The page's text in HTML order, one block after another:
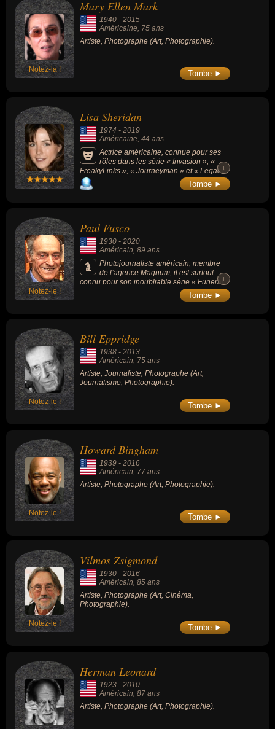
Notez-la !
Mary Ellen Mark
1940 - 2015
Américaine , 75 ans
Artiste, Photographe (Art, Photographie).
Tombe ►
Lisa Sheridan
1974 - 2019
Américaine, 44 ans
Actrice américaine, connue pour ses
rôles dans les série « Invasion », «
FreakyLinks », « Journeyman » et « Legacy
».
+
+
Tombe ►
Notez-le !
Paul Fusco
1930 - 2020
Américain , 89 ans
Photojournaliste américain, membre
de l’agence Magnum, il est surtout
connu pour son inoubliable série « Funeral
Train », en 1968, dans laquelle il a
photographié les Américains massés pour
+
+
Tombe ►
Notez-le !
Bill Eppridge
1938 - 2013
Américain, 75 ans
Artiste, Journaliste, Photographe (Art,
Journalisme, Photographie).
Tombe ►
Notez-le !
Howard Bingham
1939 - 2016
Américain , 77 ans
Artiste, Photographe (Art, Photographie).
Tombe ►
Notez-le !
Vilmos Zsigmond
1930 - 2016
Américain, 85 ans
Artiste, Photographe (Art, Cinéma,
Photographie).
Tombe ►
Herman Leonard
1923 - 2010
Américain, 87 ans
Artiste, Photographe (Art, Photographie).